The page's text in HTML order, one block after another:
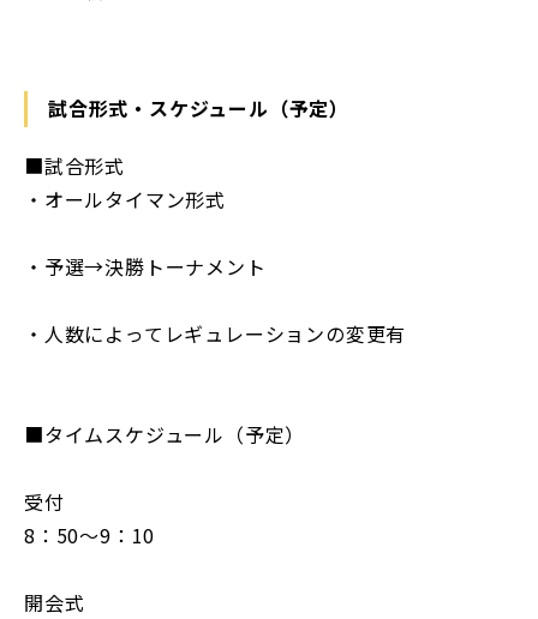
試合形式・スケジュール（予定）
■試合形式
・オールタイマン形式
・予選→決勝トーナメント
・人数によってレギュレーションの変更有
■タイムスケジュール（予定）
受付
8：50～9：10
開会式